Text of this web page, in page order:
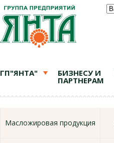
ГП"ЯНТА" БИЗНЕСУ И
ПАРТНЕРАМ
Масложировая продукция